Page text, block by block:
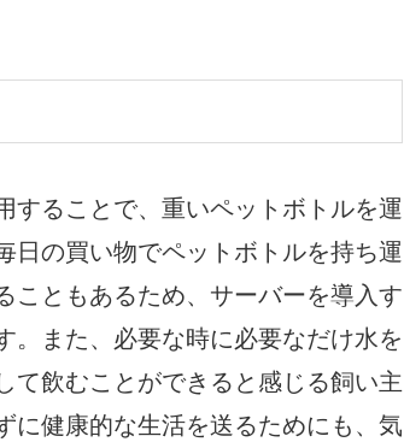
することで、重いペットボトルを運
日の買い物でペットボトルを持ち運
こともあるため、サーバーを導入す
。また、必要な時に必要なだけ水を
て飲むことができると感じる飼い主
に健康的な生活を送るためにも、気